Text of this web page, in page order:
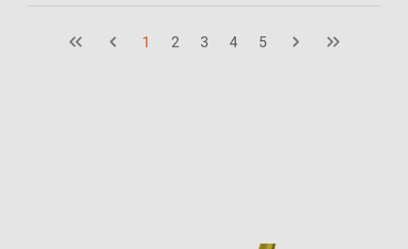
1 2 3 4 5